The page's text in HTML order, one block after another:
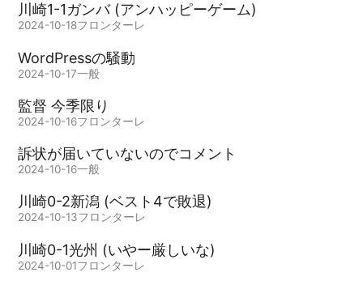
川崎1-1ガンバ (アンハッピーゲーム)
2024-10-18フロンターレ
WordPressの騒動
2024-10-17一般
監督 今季限り
2024-10-16フロンターレ
訴状が届いていないのでコメント
2024-10-16一般
川崎0-2新潟 (ベスト4で敗退)
2024-10-13フロンターレ
川崎0-1光州 (いやー厳しいな)
2024-10-01フロンターレ